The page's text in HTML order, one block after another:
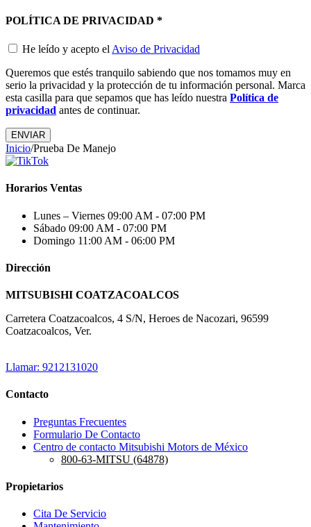
POLÍTICA DE PRIVACIDAD *
He leído y acepto el Aviso de Privacidad
Queremos que estés tranquilo sabiendo que nos tomamos muy en
serio la privacidad y la protección de tu información personal. Marca
esta casilla para que sepamos que has leído nuestra Política de
privacidad antes de continuar.
ENVIAR
Inicio/Prueba De Manejo
Horarios Ventas
Lunes – Viernes 09:00 AM - 07:00 PM
Sábado 09:00 AM - 07:00 PM
Domingo 11:00 AM - 06:00 PM
Dirección
MITSUBISHI COATZACOALCOS
Carretera Coatzacoalcos, 4 S/N, Heroes de Nacozari, 96599
Coatzacoalcos, Ver.
Llamar: 9212131020
Contacto
Preguntas Frecuentes
Formulario De Contacto
Centro de contacto Mitsubishi Motors de México
800-63-MITSU (64878)
Propietarios
Cita De Servicio